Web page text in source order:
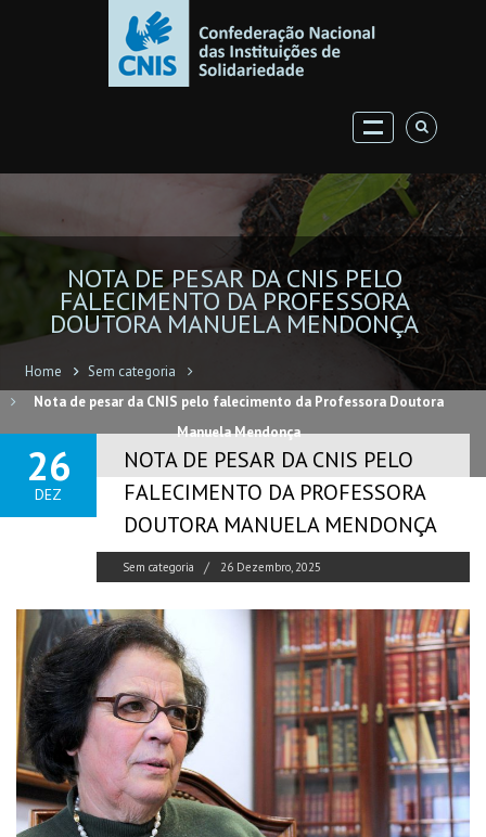
NOTA DE PESAR DA CNIS PELO
FALECIMENTO DA PROFESSORA
DOUTORA MANUELA MENDONÇA
Home
Sem categoria
Nota de pesar da CNIS pelo falecimento da Professora Doutora
Manuela Mendonça
26
DEZ
NOTA DE PESAR DA CNIS PELO
FALECIMENTO DA PROFESSORA
DOUTORA MANUELA MENDONÇA
Sem categoria 26 Dezembro, 2025